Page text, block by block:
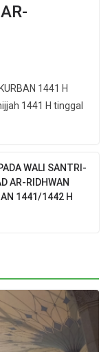
1441 H tinggal
WALI SANTRI-
AR-RIDHWAN
1441/1442 H